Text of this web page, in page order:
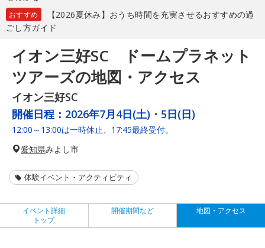
おすすめ
【2026夏休み】おうち時間を充実させるおすすめの過
ごし方ガイド
イオン三好SC ドームプラネット
ツアーズの地図・アクセス
イオン三好SC
開催日程： 2026年7月4日(土)・5日(日)
12:00～13:00は一時休止、17:45最終受付。
愛知県みよし市
体験イベント・アクティビティ
イベント詳細
トップ
開催期間など 地図・アクセス